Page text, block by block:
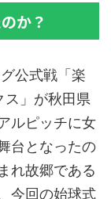
か？
公式戦「楽
ス」が秋田県
ルピッチに女
台となったの
れ故郷である
今回の始球式